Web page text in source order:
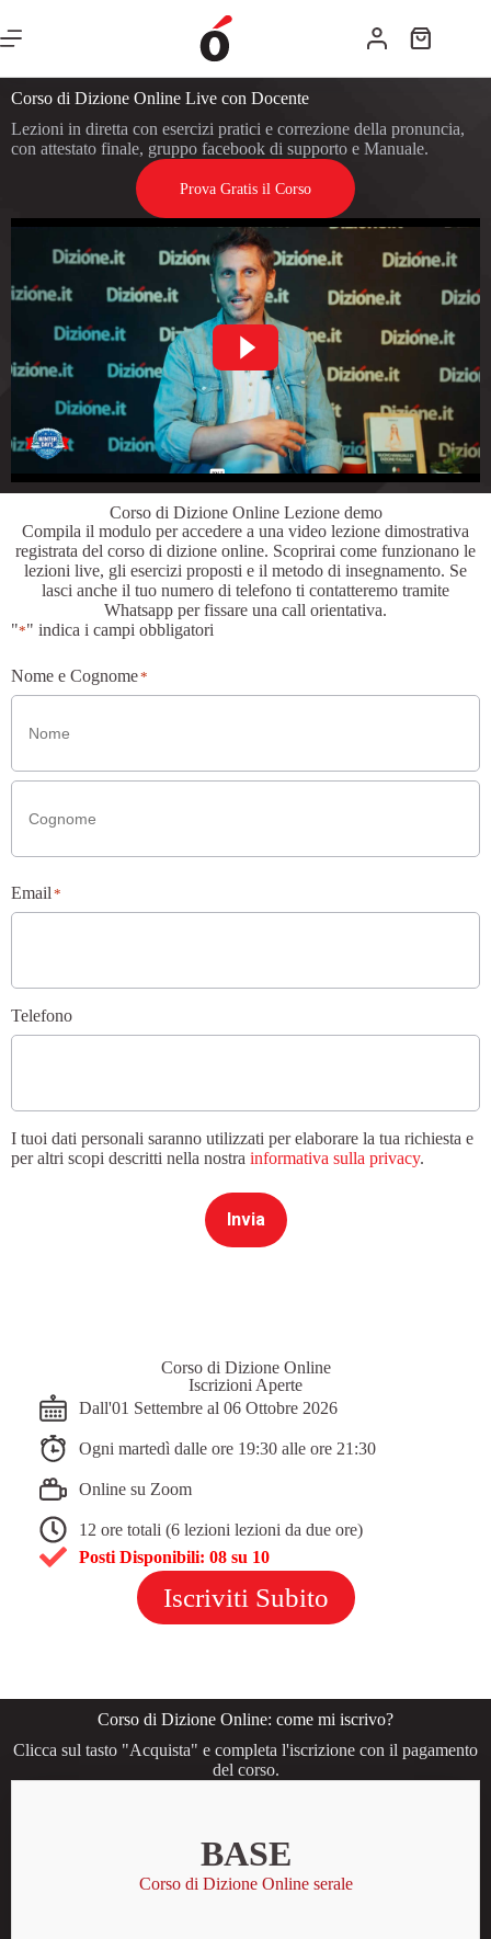
Corso di Dizione Online Live con Docente
Lezioni in diretta con esercizi pratici e correzione della pronuncia,
con attestato finale, gruppo facebook di supporto e Manuale.
Prova Gratis il Corso
Corso di Dizione Online Lezione demo
Compila il modulo per accedere a una video lezione dimostrativa
registrata del corso di dizione online. Scoprirai come funzionano le
lezioni live, gli esercizi proposti e il metodo di insegnamento. Se
lasci anche il tuo numero di telefono ti contatteremo tramite
Whatsapp per fissare una call orientativa.
"*" indica i campi obbligatori
Nome e Cognome*
Email *
Telefono
I tuoi dati personali saranno utilizzati per elaborare la tua richiesta e
per altri scopi descritti nella nostra informativa sulla privacy.
Invia
Corso di Dizione Online
Iscrizioni Aperte
Dall'01 Settembre al 06 Ottobre 2026
Ogni martedì dalle ore 19:30 alle ore 21:30
Online su Zoom
12 ore totali (6 lezioni lezioni da due ore)
Posti Disponibili: 08 su 10
Iscriviti Subito
Corso di Dizione Online: come mi iscrivo?
Clicca sul tasto "Acquista" e completa l'iscrizione con il pagamento
del corso.
BASE
Corso di Dizione Online serale